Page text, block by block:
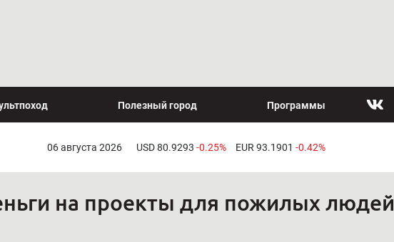
Полезный город Программы
06 августа 2026 USD 80.9293 -0.25% EUR 93.1901 -0.42%
на проекты для пожилых людей